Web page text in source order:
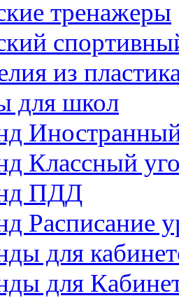
тренажеры
из
для школ
Классный
ПДД
Расписание
для
для